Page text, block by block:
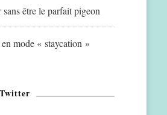
être le parfait pigeon
mode « staycation »